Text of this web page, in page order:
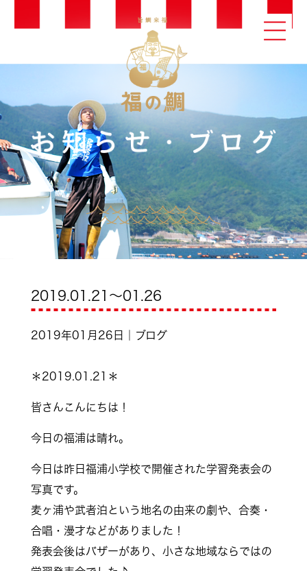
2019.01.21～01.26
2019年01月26日｜ブログ
＊2019.01.21＊
皆さんこんにちは！
今日の福浦は晴れ。
今日は昨日福浦小学校で開催された学習発表会の
写真です。
麦ヶ浦や武者泊という地名の由来の劇や、合奏・
合唱・漫才などがありました！
発表会後はバザーがあり、小さな地域ならではの